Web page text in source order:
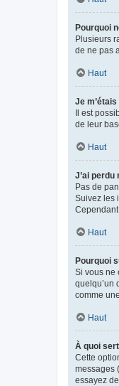
Pourquoi
Plusieurs
de ne pas
Haut
Je
Il est
de leur
Haut
J’ai perdu
Pas de
Suivez les
Haut
Pourquoi
Si vous ne
quelqu’un
comme
Haut
À quoi
Cette
messages
essayez